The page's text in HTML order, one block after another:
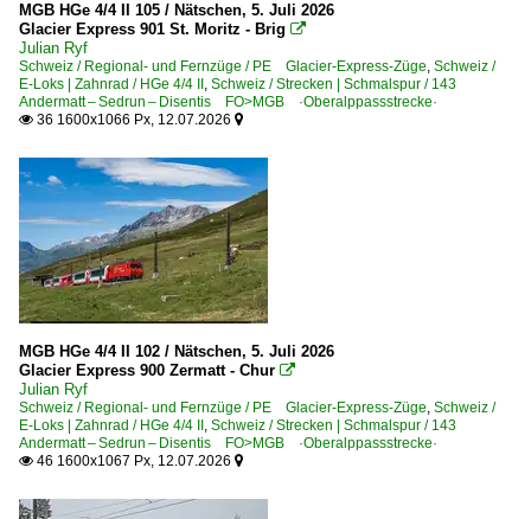
Andermatt
Brig
Chur
Fiesch
Bahntechnische Einrichtungen und Kunstbauten
Brücken
Tunnel, Viadukte und Kreuzungsbauwerke
Detailfotos
Schilder, Wappen, Herstellerschilder
E-Loks | 91 85
4 420 Re 420 Re 4/4 II ·SBB·
4 610 Ae 610 Ae 6/6 ·SBB·
2007
2008
2009
2010
2010
2011
2012
2013
2014
2016
2017
2018
MGB HGe 4/4 II 105 / Nätschen, 5. Juli 2026
Glacier Express 901 St. Moritz - Brig 
Julian Ryf
Schweiz / Regional- und Fernzüge / PE Glacier-Express-Züge, Schweiz /
E-Loks | Zahnrad / HGe 4/4 II , Schweiz / Strecken | Schmalspur / 143
Andermatt – Sedrun – Disentis FO>MGB ·Oberalppassstrecke·
 36 1600x1066 Px, 12.07.2026 
MGB HGe 4/4 II 102 / Nätschen, 5. Juli 2026
Glacier Express 900 Zermatt - Chur 
Julian Ryf
Schweiz / Regional- und Fernzüge / PE Glacier-Express-Züge, Schweiz /
E-Loks | Zahnrad / HGe 4/4 II , Schweiz / Strecken | Schmalspur / 143
Andermatt – Sedrun – Disentis FO>MGB ·Oberalppassstrecke·
 46 1600x1067 Px, 12.07.2026 